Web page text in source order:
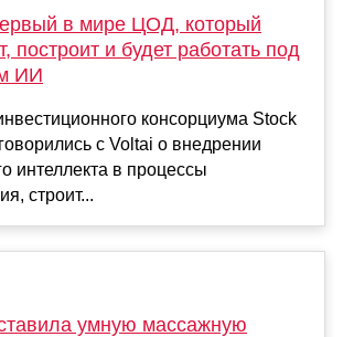
в мире ЦОД, который
построит и будет работать под
ИИ
консорциума Stock
с Voltai о внедрении
интеллекта в процессы
строит...
умную массажную